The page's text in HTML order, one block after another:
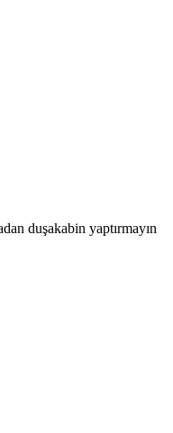
duşakabin yaptırmayın